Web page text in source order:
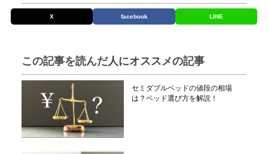
X facebook LINE
この記事を読んだ人にオススメの記事
セミダブルベッドの値段の相場
は？ベッド選び方を解説！